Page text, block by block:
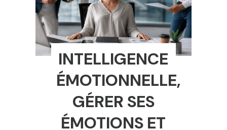
INTELLIGENCE
ÉMOTIONNELLE,
GÉRER SES
ÉMOTIONS ET